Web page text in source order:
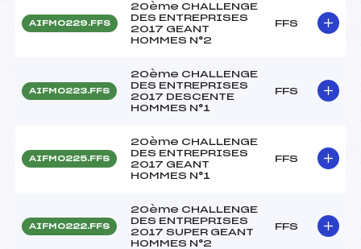
AIFM0229.FFS
20ème CHALLENGE
DES ENTREPRISES
2017 GEANT
HOMMES N°2
FFS
AIFM0223.FFS
20ème CHALLENGE
DES ENTREPRISES
2017 DESCENTE
HOMMES N°1
FFS
AIFM0225.FFS
20ème CHALLENGE
DES ENTREPRISES
2017 GEANT
HOMMES N°1
FFS
AIFM0222.FFS
20ème CHALLENGE
DES ENTREPRISES
2017 SUPER GEANT
HOMMES N°2
FFS